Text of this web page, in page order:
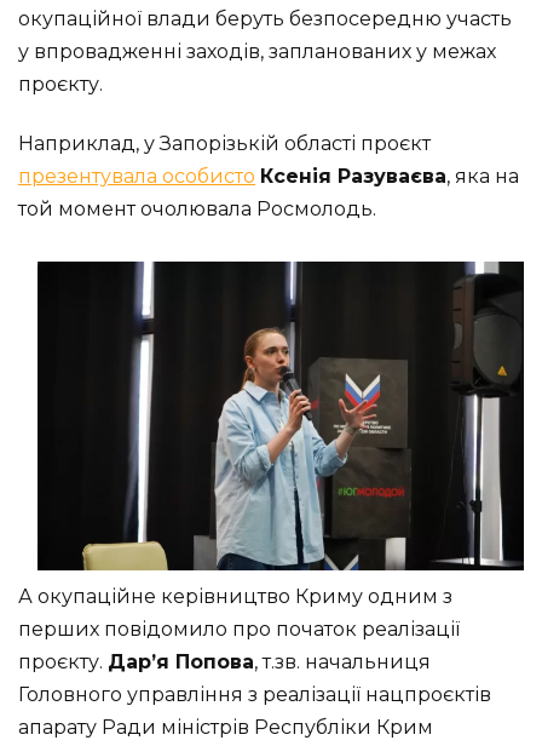
окупаційної влади беруть безпосередню участь
у впровадженні заходів, запланованих у межах
проєкту.
Наприклад, у Запорізькій області проєкт
презентувала особисто Ксенія Разуваєва, яка на
той момент очолювала Росмолодь.
А окупаційне керівництво Криму одним з
перших повідомило про початок реалізації
проєкту. Дар’я Попова, т.зв. начальниця
Головного управління з реалізації нацпроєктів
апарату Ради міністрів Республіки Крим